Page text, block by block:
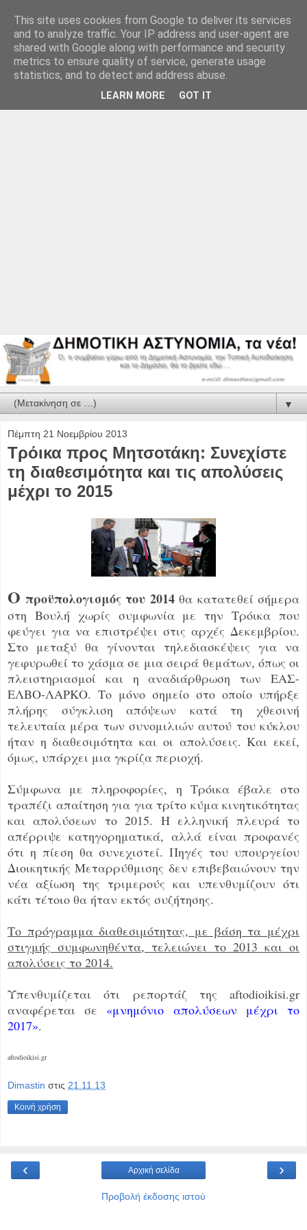
▼
Πέμπτη 21 Νοεμβρίου 2013
Τρόικα προς Μητσοτάκη: Συνεχίστε
τη διαθεσιμότητα και τις απολύσεις
μέχρι το 2015
Ο προϋπολογισμός του 2014θα κατατεθεί σήμερα
στη Βουλή χωρίς συμφωνία με την Τρόικα που
φεύγει για να επιστρέψει στις αρχές Δεκεμβρίου.
Στο μεταξύ θα γίνονται τηλεδιασκέψεις για να
γεφυρωθεί το χάσμα σε μια σειρά θεμάτων, όπως οι
πλειστηριασμοί και η αναδιάρθρωση των ΕΑΣ-
ΕΛΒΟ-ΛΑΡΚΟ. Το μόνο σημείο στο οποίο υπήρξε
πλήρης σύγκλιση απόψεων κατά τη χθεσινή
τελευταία μέρα των συνομιλιών αυτού του κύκλου
ήταν η διαθεσιμότητα και οι απολύσεις. Και εκεί,
όμως, υπάρχει μια γκρίζα περιοχή.
Σύμφωνα με πληροφορίες, η Τρόικα έβαλε στο
τραπέζι απαίτηση για για τρίτο κύμα κινητικότητας
και απολύσεων το 2015. Η ελληνική πλευρά το
απέρριψε κατηγορηματικά, αλλά είναι προφανές
ότι η πίεση θα συνεχιστεί. Πηγές του υπουργείου
Διοικητικής Μεταρρύθμισης δεν επιβεβαιώνουν την
νέα αξίωση της τριμερούς και υπενθυμίζουν ότι
κάτι τέτοιο θα ήταν εκτός συζήτησης.
Το πρόγραμμα διαθεσιμότητας, με βάση τα μέχρι
στιγμής συμφωνηθέντα, τελειώνει το 2013 και οι
απολύσεις το 2014.
Υπενθυμίζεται ότι ρεπορτάζ της aftodioikisi.gr
αναφέρεται σε «μνημόνιο απολύσεων μέχρι το
2017».
aftodioikisi.gr
Dimastin στις 21.11.13
Κοινή χρήση
‹ ›
Αρχική σελίδα
Προβολή έκδοσης ιστού
This site uses cookies from Google to deliver its services
and to analyze traffic. Your IP address and user-agent are
shared with Google along with performance and security
metrics to ensure quality of service, generate usage
statistics, and to detect and address abuse.
LEARN MORE GOT IT